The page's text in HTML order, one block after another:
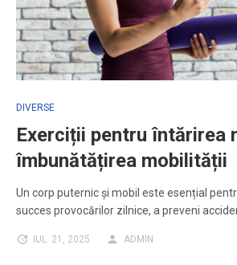
DIVERSE
Exerciții pentru întărirea
îmbunătățirea mobilității
Un corp puternic și mobil este esențial
succes provocărilor zilnice, a preveni
IUL. 21, 2025 ADMIN